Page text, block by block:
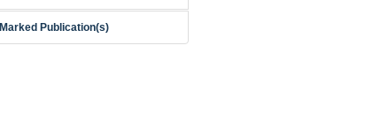
Marked Publication(s)